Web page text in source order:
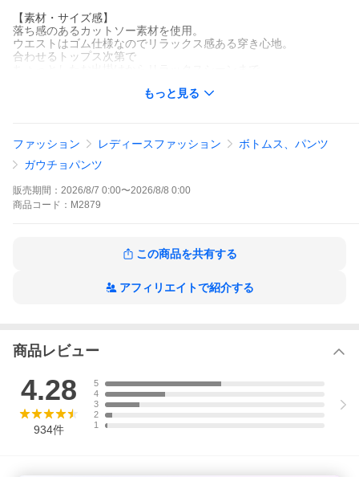
【素材・サイズ感】
落ち感のあるカットソー素材を使用。
ウエストはゴム仕様なのでリラックス感ある穿き心地。
合わせるトップス次第で
イズ チャコール ブラック 夏 骨スト おしゃれ ファッション 体型
カバー ロング丈 カジュアル カラーパンツ スラックス シワになら
ない ノンアイロン ロング丈
もっと見る
ファッション レディースファッション
ボトムス、パンツ
ガウチョパンツ
販売期間： 2026/8/7 0:00〜2026/8/8 0:00
商品 コード： M2879
この商品を共有する
アフィリエイトで紹介する
商品レビュー
4.28
934件
5
4
3
2
1